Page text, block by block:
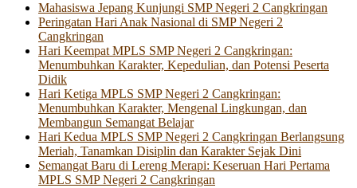
Mahasiswa Jepang Kunjungi SMP Negeri 2 Cangkringan
Peringatan Hari Anak Nasional di SMP Negeri 2
Cangkringan
Hari Keempat MPLS SMP Negeri 2 Cangkringan:
Menumbuhkan Karakter, Kepedulian, dan Potensi Peserta
Didik
Hari Ketiga MPLS SMP Negeri 2 Cangkringan:
Menumbuhkan Karakter, Mengenal Lingkungan, dan
Membangun Semangat Belajar
Hari Kedua MPLS SMP Negeri 2 Cangkringan Berlangsung
Meriah, Tanamkan Disiplin dan Karakter Sejak Dini
Semangat Baru di Lereng Merapi: Keseruan Hari Pertama
MPLS SMP Negeri 2 Cangkringan